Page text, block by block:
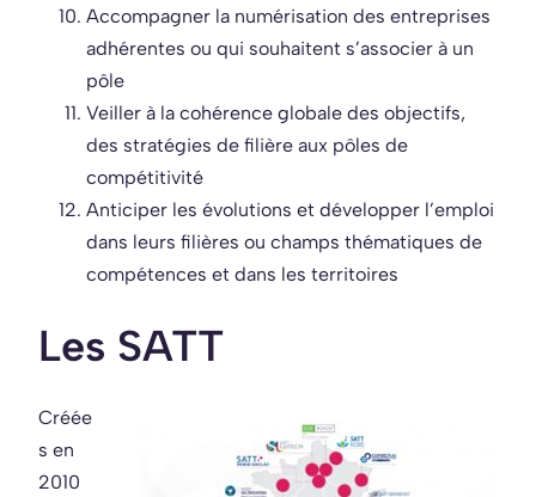
Accompagner la numérisation des entreprises
adhérentes ou qui souhaitent s’associer à un
pôle
Veiller à la cohérence globale des objectifs,
des stratégies de filière aux pôles de
compétitivité
Anticiper les évolutions et développer l’emploi
dans leurs filières ou champs thématiques de
compétences et dans les territoires
Les SATT
Créée
s en
2010